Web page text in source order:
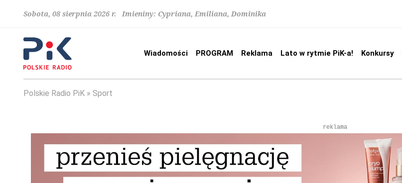
Sobota, 08 sierpnia 2026 r. Imieniny: Cypriana, Emiliana, Dominika
Wiadomości PROGRAM Reklama Lato w rytmie PiK-a! Konkursy
Polskie Radio PiK Sport
reklama